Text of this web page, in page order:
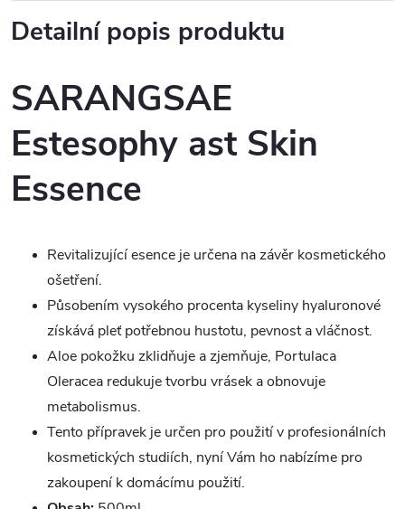
Detailní popis produktu
SARANGSAE
Estesophy ast Skin
Essence
Revitalizující esence je určena na závěr kosmetického
ošetření.
Působením vysokého procenta kyseliny hyaluronové
získává pleť potřebnou hustotu, pevnost a vláčnost.
Aloe pokožku zklidňuje a zjemňuje, Portulaca
Oleracea redukuje tvorbu vrásek a obnovuje
metabolismus.
Tento přípravek je určen pro použití v profesionálních
kosmetických studiích, nyní Vám ho nabízíme pro
zakoupení k domácímu použití.